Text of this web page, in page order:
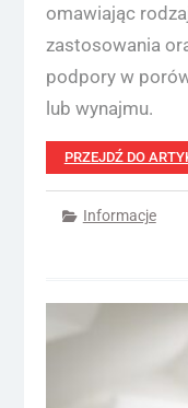
omawiając
zastosowania
podpory w
lub wynajmu.
PRZEJDŹ DO
Informacje